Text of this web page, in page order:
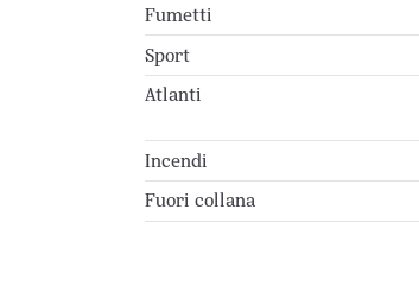
Fumetti
Sport
Atlanti
Incendi
Fuori collana